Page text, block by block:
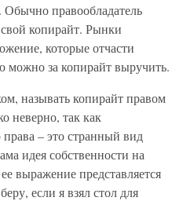
Обычно правообладатель
копирайт. Рынки
которые отчасти
можно за копирайт выручить.
называть копирайт правом
неверно, так как
права – это странный вид
идея собственности на
выражение представляется
если я взял стол для